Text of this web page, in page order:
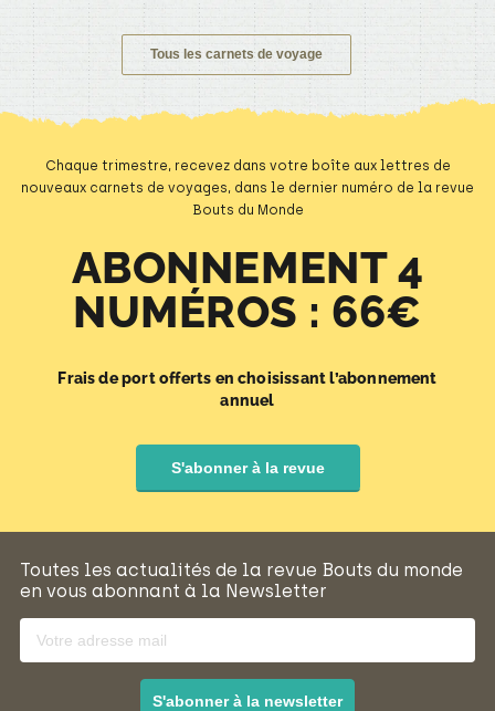
n’avaient pas encore décidé s’ils allaient sublimer le paysage ou
bien ruiner le campement. Laissez-vous embarquer par ce
voyage en Écosse et par bien d’autres récits aux…
Tous les carnets de voyage
Chaque trimestre, recevez dans votre boîte aux lettres de
nouveaux carnets de voyages, dans le dernier numéro de la revue
Bouts du Monde
ABONNEMENT 4
NUMÉROS : 66€
Frais de port offerts en choisissant l’abonnement
annuel
S'abonner à la revue
Toutes les actualités de la revue Bouts du monde
en vous abonnant à la Newsletter
S'abonner à la newsletter